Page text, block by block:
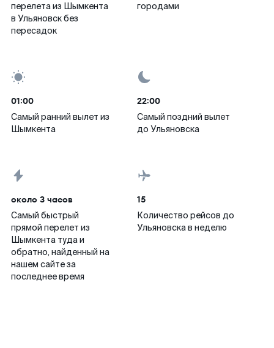
перелета из Шымкента
в Ульяновск без
пересадок
городами
01:00
Самый ранний вылет из
Шымкента
22:00
Самый поздний вылет
до Ульяновска
около 3 часов
Самый быстрый
прямой перелет из
Шымкента туда и
обратно, найденный на
нашем сайте за
последнее время
15
Количество рейсов до
Ульяновска в неделю